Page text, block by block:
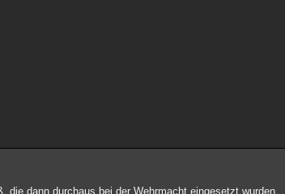
dann durchaus bei der Wehrmacht eingesetzt wurden.